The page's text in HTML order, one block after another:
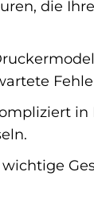
die
in